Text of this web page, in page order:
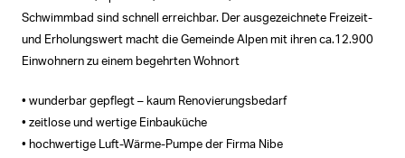
Schwimmbad sind schnell erreichbar. Der ausgezeichnete Freizeit-
und Erholungswert macht die Gemeinde Alpen mit ihren ca.12.900
Einwohnern zu einem begehrten Wohnort
• wunderbar gepflegt – kaum Renovierungsbedarf
• zeitlose und wertige Einbauküche
• hochwertige Luft-Wärme-Pumpe der Firma Nibe